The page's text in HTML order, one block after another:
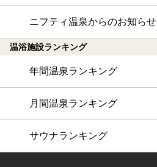
ニフティ温泉からのお知らせ
温浴施設ランキング
年間温泉ランキング
月間温泉ランキング
サウナランキング